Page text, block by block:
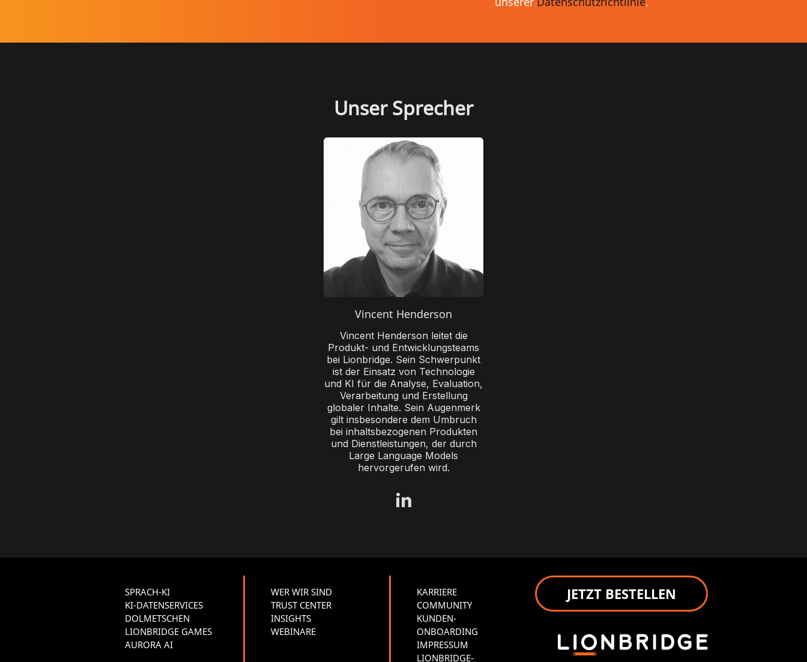
Unser Sprecher
Vincent Henderson
Vincent Henderson leitet die
Produkt- und Entwicklungsteams
bei Lionbridge. Sein Schwerpunkt
ist der Einsatz von Technologie
und KI für die Analyse, Evaluation,
Verarbeitung und Erstellung
globaler Inhalte. Sein Augenmerk
gilt insbesondere dem Umbruch
bei inhaltsbezogenen Produkten
und Dienstleistungen, der durch
Large Language Models
hervorgerufen wird.
SPRACH-KI
KI-DATENSERVICES
DOLMETSCHEN
LIONBRIDGE GAMES
AURORA AI
WER WIR SIND
TRUST CENTER
INSIGHTS
WEBINARE
KARRIERE
COMMUNITY
KUNDEN-
ONBOARDING
IMPRESSUM
LIONBRIDGE-
JETZT BESTELLEN